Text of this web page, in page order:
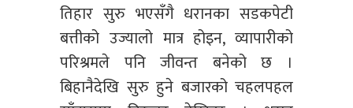
तिहार सुरु भएसँगै धरानका सडकपेटी
बत्तीको उज्यालो मात्र होइन, व्यापारीको
परिश्रमले पनि जीवन्त बनेको छ ।
बिहानैदेखि सुरु हुने बजारको चहलपहल